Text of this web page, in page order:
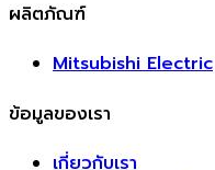
ผลิตภัณฑ์
Mitsubishi Electric
ข้อมูลของเรา
เกี่ยวกับเรา